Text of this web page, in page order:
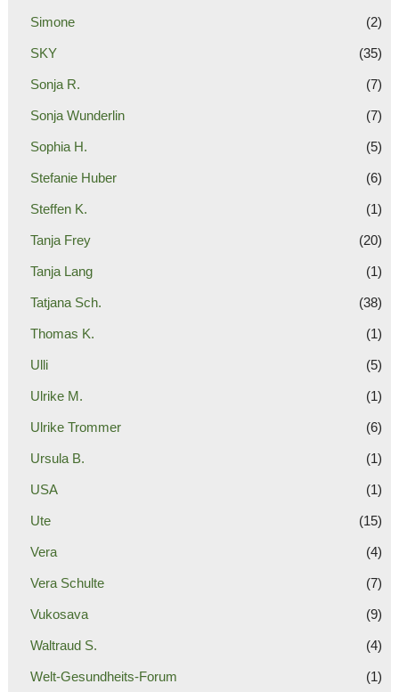
Simone (2)
SKY (35)
Sonja R. (7)
Sonja Wunderlin (7)
Sophia H. (5)
Stefanie Huber (6)
Steffen K. (1)
Tanja Frey (20)
Tanja Lang (1)
Tatjana Sch. (38)
Thomas K. (1)
Ulli (5)
Ulrike M. (1)
Ulrike Trommer (6)
Ursula B. (1)
USA (1)
Ute (15)
Vera (4)
Vera Schulte (7)
Vukosava (9)
Waltraud S. (4)
Welt-Gesundheits-Forum (1)